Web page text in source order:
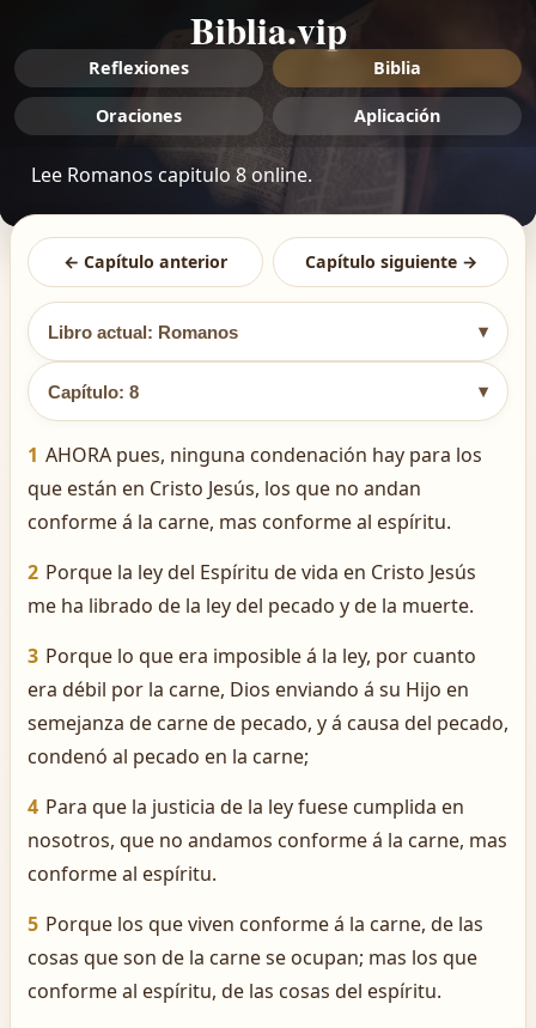
Biblia.vip
Reflexiones Biblia
Oraciones Aplicación
Lee Romanos capitulo 8 online.
← Capítulo anterior Capítulo siguiente →
Libro actual: Romanos ▾
Capítulo: 8 ▾
1 AHORA pues, ninguna condenación hay para los
que están en Cristo Jesús, los que no andan
conforme á la carne, mas conforme al espíritu.
2 Porque la ley del Espíritu de vida en Cristo Jesús
me ha librado de la ley del pecado y de la muerte.
3 Porque lo que era imposible á la ley, por cuanto
era débil por la carne, Dios enviando á su Hijo en
semejanza de carne de pecado, y á causa del pecado,
condenó al pecado en la carne;
4 Para que la justicia de la ley fuese cumplida en
nosotros, que no andamos conforme á la carne, mas
conforme al espíritu.
5 Porque los que viven conforme á la carne, de las
cosas que son de la carne se ocupan; mas los que
conforme al espíritu, de las cosas del espíritu.